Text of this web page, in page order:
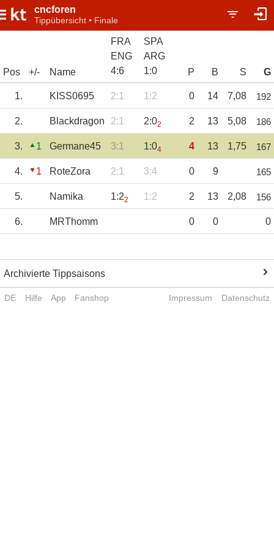
cncforen
Tippübersicht • Finale
Pos +/- Name
FRA
ENG
4:6
SPA
ARG
1:0 P B S G
1. KISS0695 2:1 1:2 0 14 7,08 192
2. Blackdragon 2:1 2:02 2 13 5,08 186
3. 1 Germane45 3:1 1:04 4 13 1,75 167
4. 1 RoteZora 2:1 3:4 0 9 165
5. Namika 1:22 1:2 2 13 2,08 156
6. MRThomm 0 0 0
Archivierte Tippsaisons
DE Hilfe App Fanshop Impressum Datenschutz